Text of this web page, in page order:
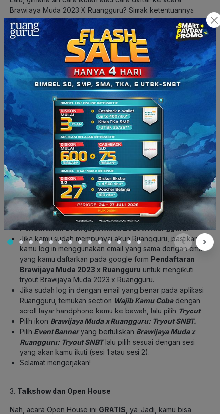
Brawijaya Muda 2023 X Ruangguru? Simak ketentuannya
berikut ini, ya!
1.Visitasi → Mahasiswa Universitas Brawijaya akan ke
sekolah-sekolahmu!
2.Tryout
Untuk tryout ini dikenakan biaya sebesarRp20.000,00
gais. Pastikan kamu sudah mendaftarkan diri untuk acara
Brawijaya Muda 2023 X Ruangguru di
bit.ly/daftarbramudxrg
Lalu, kamu bisa mengikuti tryout-
nya dengan mengikuti langkah-langkah berikut:
Tryout dapat diakses melaluiaplikasi Ruangguruatau
website Ruanggurudiapp.ruangguru.com/ruanguji.
Lalu, pilih ikonBrawijaya Muda X Ruangguru: SNBT.
Kamu bisa download aplikasiRuangguru via Google Play
Store atau Apps Store.
Jika belum mempunyai akun Ruangguru, daftarkan diri
kamu dengan menggunakan email yang sama dengan
email yang kamu lampirkan atau isi pada google form
Pendaftaran Brawijaya Muda 2023 x Ruangguru
Jika kamu sudah mempunyai akun Ruangguru, pastikan
kamu log in menggunakan email yang sama dengan email
yang kamu daftarkan pada google form Pendaftaran
Brawijaya Muda 2023 x Ruangguru untuk mengikuti
tryout Brawijaya Muda 2023 x Ruangguru.
Jika sudah log in dengan email yang benar pada aplikasi
Ruangguru, temukan section Wajib Kamu Cobadengan
scroll layar handphone kamu ke bawah, lalu pilih Tryout.
Pilih ikon Brawijaya Muda x Ruangguru: Tryout SNBT.
Pilih Event Banneryang bertuliskan Brawijaya Muda x
Ruangguru: Tryout SNBTlalu pilih sesuai dengan sesi
yang akan kamu ikuti (sesi 1 atau sesi 2).
Selamat mengerjakan!
3. Talkshow dan Open House
Nah, acara Open House ini GRATIS, ya. Jadi, kamu bisa